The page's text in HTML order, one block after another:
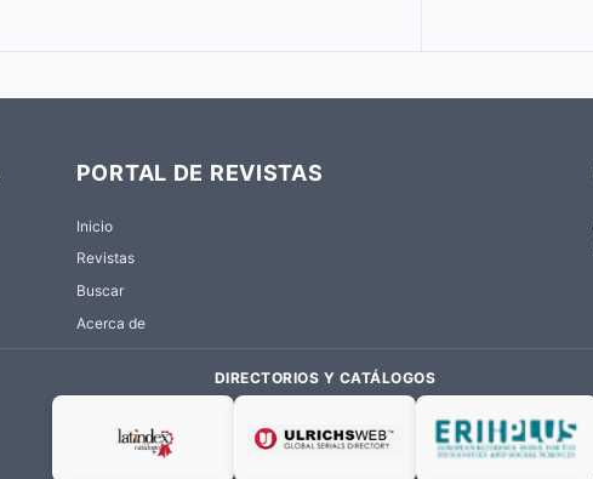
PORTAL DE REVISTAS
Inicio
Revistas
Buscar
Acerca de
DIRECTORIOS Y CATÁLOGOS